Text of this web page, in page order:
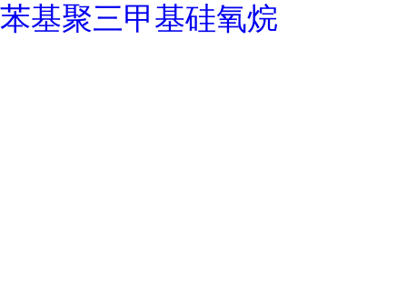
苯基聚三甲基硅氧烷